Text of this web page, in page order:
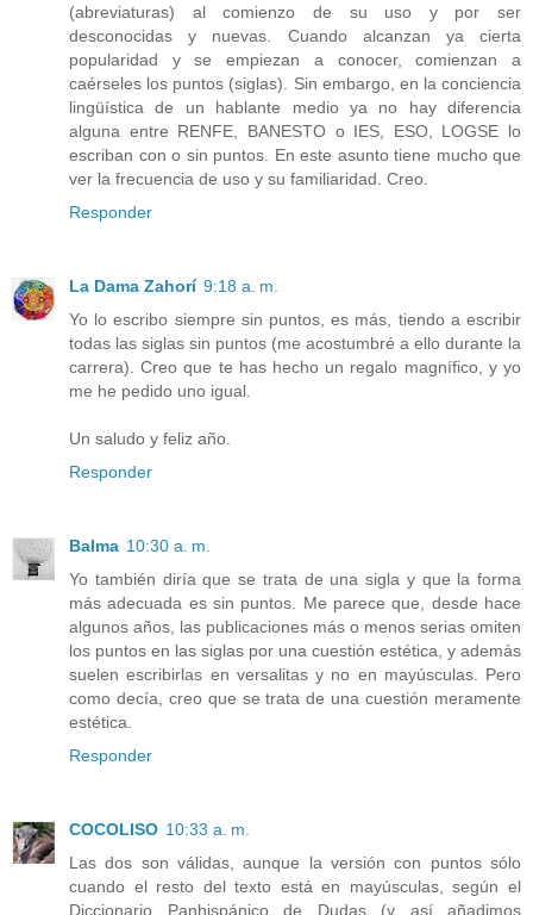
(abreviaturas) al comienzo de su uso y por ser
desconocidas y nuevas. Cuando alcanzan ya cierta
popularidad y se empiezan a conocer, comienzan a
caérseles los puntos (siglas). Sin embargo, en la conciencia
lingüística de un hablante medio ya no hay diferencia
alguna entre RENFE, BANESTO o IES, ESO, LOGSE lo
escriban con o sin puntos. En este asunto tiene mucho que
ver la frecuencia de uso y su familiaridad. Creo.
Responder
La Dama Zahorí 9:18 a. m.
Yo lo escribo siempre sin puntos, es más, tiendo a escribir
todas las siglas sin puntos (me acostumbré a ello durante la
carrera). Creo que te has hecho un regalo magnífico, y yo
me he pedido uno igual.
Un saludo y feliz año.
Responder
Balma 10:30 a. m.
Yo también diría que se trata de una sigla y que la forma
más adecuada es sin puntos. Me parece que, desde hace
algunos años, las publicaciones más o menos serias omiten
los puntos en las siglas por una cuestión estética, y además
suelen escribirlas en versalitas y no en mayúsculas. Pero
como decía, creo que se trata de una cuestión meramente
estética.
Responder
COCOLISO 10:33 a. m.
Las dos son válidas, aunque la versión con puntos sólo
cuando el resto del texto está en mayúsculas, según el
Diccionario Panhispánico de Dudas (y así añadimos